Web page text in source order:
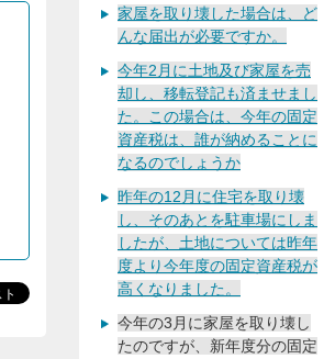
家屋を取り壊した場合は、ど
んな届出が必要ですか。
今年2月に土地及び家屋を売
却し、移転登記も済ませまし
た。この場合は、今年の固定
資産税は、誰が納めることに
なるのでしょうか
昨年の12月に住宅を取り壊
し、そのあとを駐車場にしま
したが、土地については昨年
度より今年度の固定資産税が
高くなりました。
今年の3月に家屋を取り壊し
たのですが、新年度分の固定